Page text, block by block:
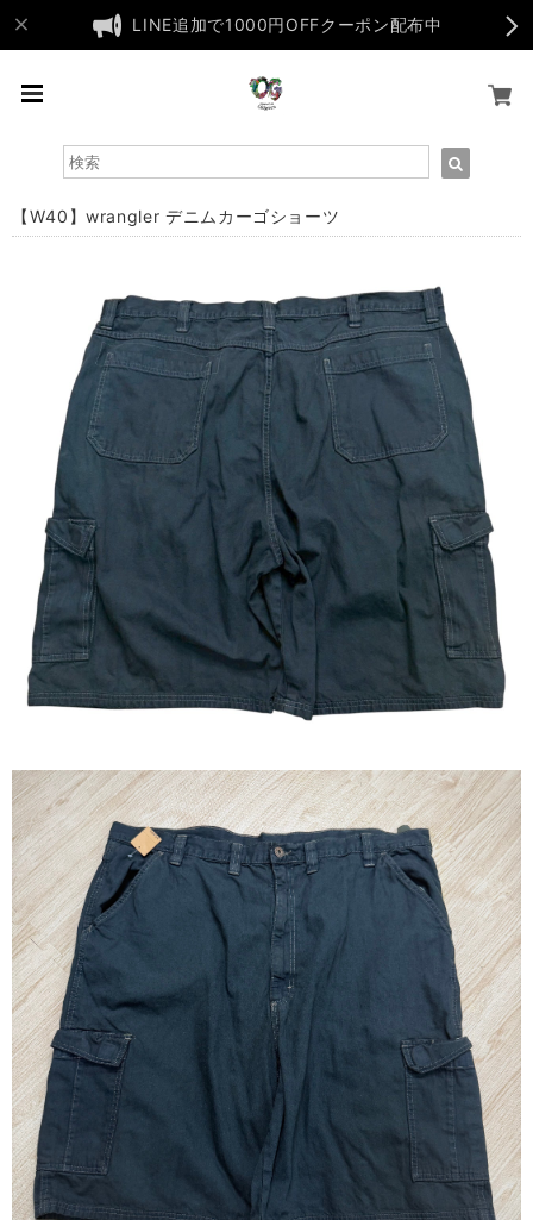
LINE追加で1000円OFFクーポン配布中
【W40】wrangler デニムカーゴショーツ